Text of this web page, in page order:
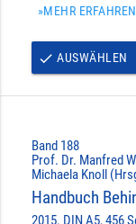
»MEHR
done AUSWÄHLEN
Band 188
Prof. Dr. Manfred
Michaela Knoll
Handbuch
2015. DIN A5, 456